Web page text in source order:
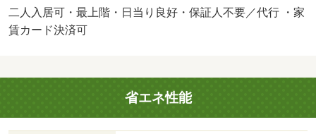
３００円（税込）が必要となります。貸主インボイス登録
あり 保証会社：ハウスリーブ株式会社／バストイレ別／
衣所／即入居可／礼金不要／最上階／保証人不要／二人入
居相談／敷金２ヶ月／平坦地／南面２室／上階無し／平面
駐車場／和室／全居室６畳以上／プロパンガス／南面バル
二人入居可・最上階・日当り良好・保証人不要／代行 ・家
賃カード決済可
省エネ性能